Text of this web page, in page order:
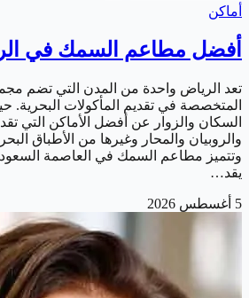
أماكن
أفضل مطاعم السمك في
تعد الرياض واحدة من المدن التي تضم
المتخصصة في تقديم المأكولات البحرية.
السكان والزوار عن أفضل الأماكن التي
والروبيان والمحار وغيرها من الأطباق
وتتميز مطاعم السمك في العاصمة
يقد…
5 أغسطس 2026